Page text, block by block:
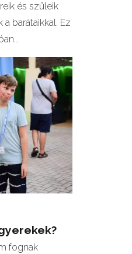
és szüleik
barátaikkal. Ez
fognak